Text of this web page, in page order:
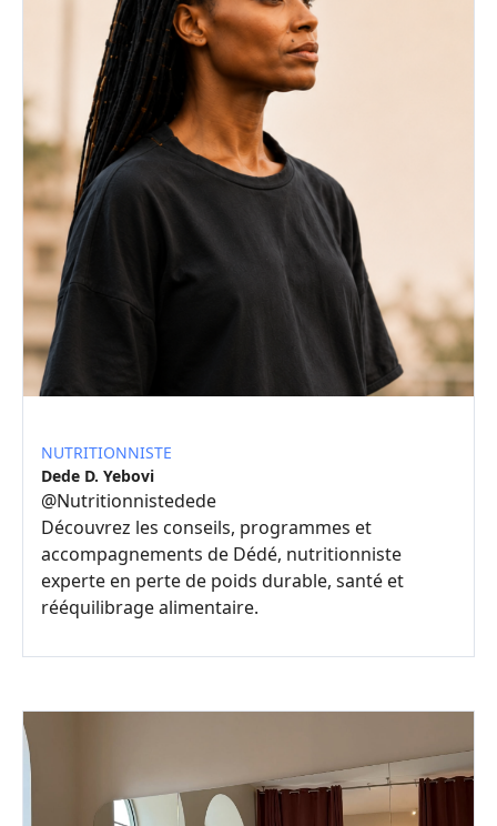
NUTRITIONNISTE
Dede D. Yebovi
@Nutritionnistedede
Découvrez les conseils, programmes et
accompagnements de Dédé, nutritionniste
experte en perte de poids durable, santé et
rééquilibrage alimentaire.